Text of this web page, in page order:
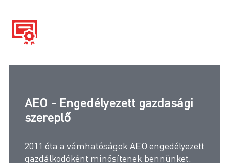
AEO - Engedélyezett gazdasági
szereplő
2011 óta a vámhatóságok AEO engedélyezett
gazdálkodóként minősítenek bennünket.